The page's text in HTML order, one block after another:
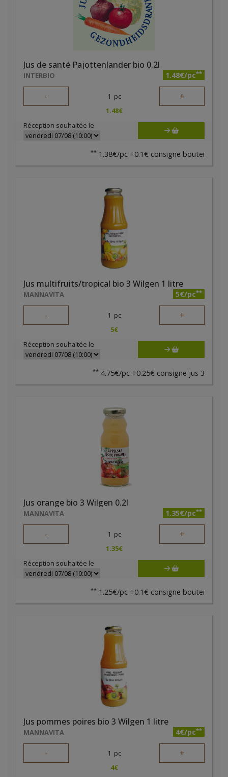
Jus de santé Pajottenlander bio 0.2l
INTERBIO 1.48€/pc**
- 1 pc +
1.48€
Réception souhaitée le
** 1.38€/pc +0.1€ consigne boutei
Jus multifruits/tropical bio 3 Wilgen 1 litre
MANNAVITA 5€/pc**
- 1 pc +
5€
Réception souhaitée le
** 4.75€/pc +0.25€ consigne jus 3
Jus orange bio 3 Wilgen 0.2l
MANNAVITA 1.35€/pc**
- 1 pc +
1.35€
Réception souhaitée le
** 1.25€/pc +0.1€ consigne boutei
Jus pommes poires bio 3 Wilgen 1 litre
MANNAVITA 4€/pc**
- 1 pc +
4€